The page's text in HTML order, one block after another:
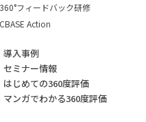
360°フィードバック研修
CBASE Action
導入事例
セミナー情報
はじめての360度評価
マンガでわかる360度評価